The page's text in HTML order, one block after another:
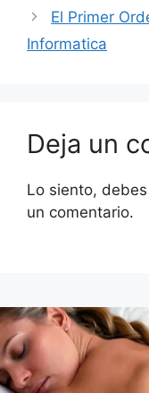
El Primer
Informatica
Deja un
Lo siento,
un comentario.